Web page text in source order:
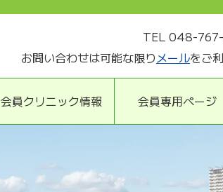
TEL 048-
お問い合わせは可能な限りメールをご
会員クリニック情報 会員専用ページ